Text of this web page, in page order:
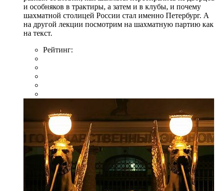
и особняков в трактиры, а затем и в клубы, и почему
шахматной столицей России стал именно Петербург. А
на другой лекции посмотрим на шахматную партию как
на текст.
Рейтинг: